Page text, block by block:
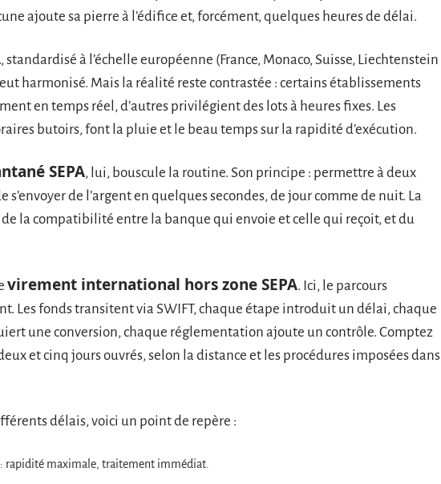
ajoute sa pierre à l’édifice et, forcément, quelques heures de délai.
, standardisé à l’échelle européenne (France, Monaco, Suisse, Liechtenstein
harmonisé. Mais la réalité reste contrastée : certains établissements
en temps réel, d’autres privilégient des lots à heures fixes. Les
butoirs, font la pluie et le beau temps sur la rapidité d’exécution.
SEPA, lui, bouscule la routine. Son principe : permettre à deux
s’envoyer de l’argent en quelques secondes, de jour comme de nuit. La
de la compatibilité entre la banque qui envoie et celle qui reçoit, et du
virement international hors zone SEPA. Ici, le parcours
Les fonds transitent via SWIFT, chaque étape introduit un délai, chaque
une conversion, chaque réglementation ajoute un contrôle. Comptez
et cinq jours ouvrés, selon la distance et les procédures imposées dans
délais, voici un point de repère :
: rapidité maximale, traitement immédiat.